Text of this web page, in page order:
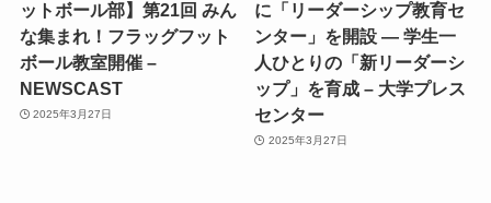
ットボール部】第21回 みん
な集まれ！フラッグフット
ボール教室開催 –
NEWSCAST
2025年3月27日
に「リーダーシップ教育セ
ンター」を開設 ― 学生一
人ひとりの「新リーダーシ
ップ」を育成 – 大学プレス
センター
2025年3月27日